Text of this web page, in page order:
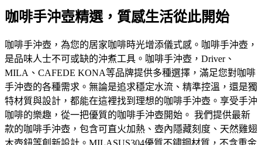
咖啡手沖壺精選，質感生活從此開始
咖啡手沖壺，為您的居家咖啡時光增添儀式感。咖啡手沖壺，
是品味人士不可或缺的沖煮工具。咖啡手沖壺，Driver、
MILA、CAFEDE KONA等品牌提供多種選擇，滿足您對咖啡
手沖壺的各種需求。無論是追求穩定水流、精準控溫，還是獨
特材質與設計，都能在這裡找到理想的咖啡手沖壺。享受手沖
咖啡的樂趣，從一把優質的咖啡手沖壺開始。 我們提供最新
款的咖啡手沖壺，包含可直火加熱、壺內隱藏刻度、天然雞翅